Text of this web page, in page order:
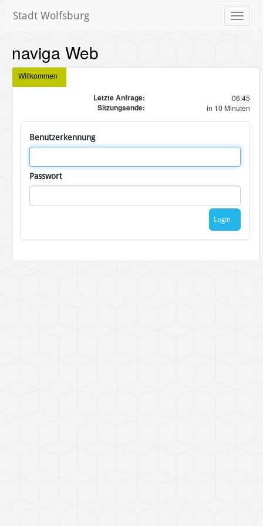
Toggle
Stadt Wolfsburg
naviga Web
Willkommen
Letzte Anfrage: 06:45
Sitzungsende: in 10 Minuten
Benutzerkennung
Passwort